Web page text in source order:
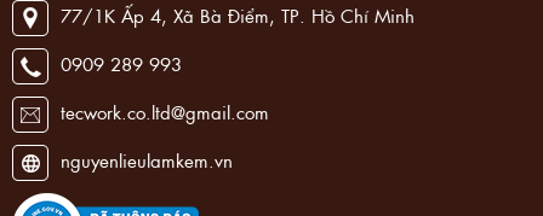
77/1K Ấp 4, Xã Bà Điểm, TP. Hồ Chí Minh
0909 289 993
tecwork.co.ltd@gmail.com
nguyenlieulamkem.vn